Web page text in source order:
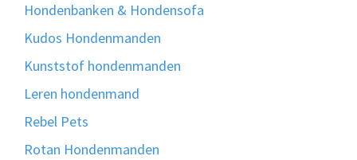
Hondenbanken & Hondensofa
Kudos Hondenmanden
Kunststof hondenmanden
Leren hondenmand
Rebel Pets
Rotan Hondenmanden